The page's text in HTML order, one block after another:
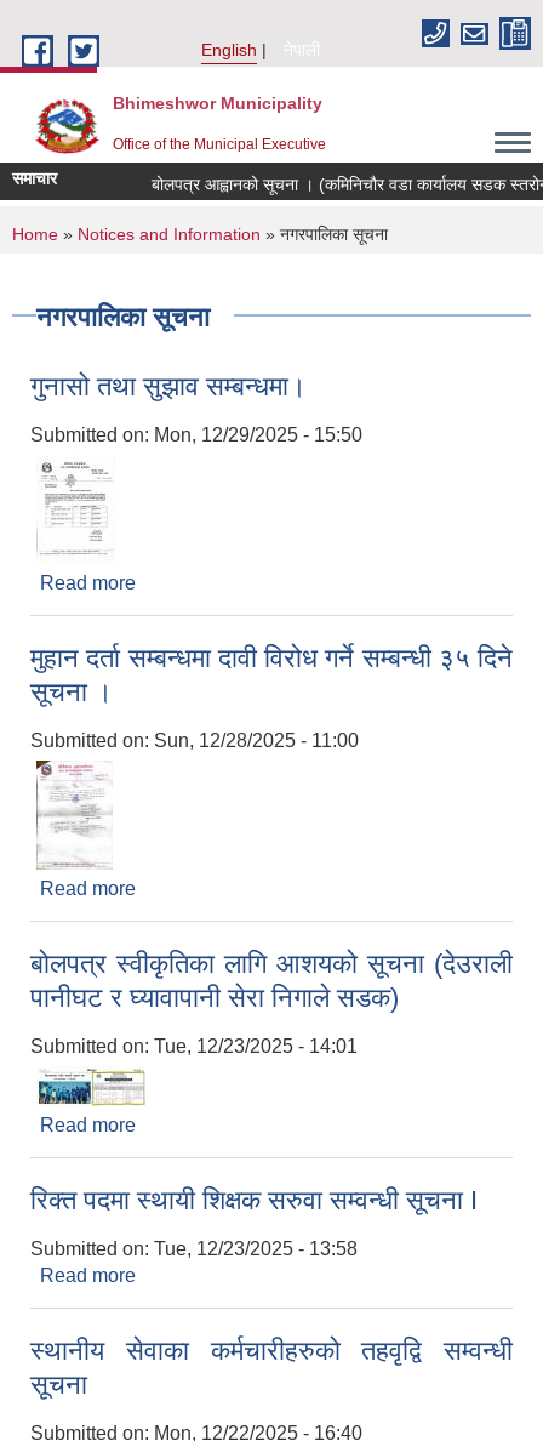
English
नेपाली
Bhimeshwor Municipality
Office of the Municipal Executive
समाचार बोलपत्र आह्वानको सूचना । (कमिनिचौर वडा कार्यालय सडक
You are here
Home » Notices and Information » नगरपालिका सूचना
नगरपालिका सूचना
गुनासो तथा सुझाव सम्बन्धमा।
Submitted on: Mon, 12/29/2025 - 15:50
Read more
मुहान दर्ता सम्बन्धमा दावी विरोध गर्ने सम्बन्धी ३५ दिने
सूचना ।
Submitted on: Sun, 12/28/2025 - 11:00
Read more
बोलपत्र स्वीकृतिका लागि आशयको सूचना (देउराली
पानीघट र घ्यावापानी सेरा निगाले सडक)
Submitted on: Tue, 12/23/2025 - 14:01
Read more
रिक्त पदमा स्थायी शिक्षक सरुवा सम्वन्धी सूचना I
Submitted on: Tue, 12/23/2025 - 13:58
Read more
स्थानीय सेवाका कर्मचारीहरुको तहवृद्वि सम्वन्धी
सूचना
Submitted on: Mon, 12/22/2025 - 16:40